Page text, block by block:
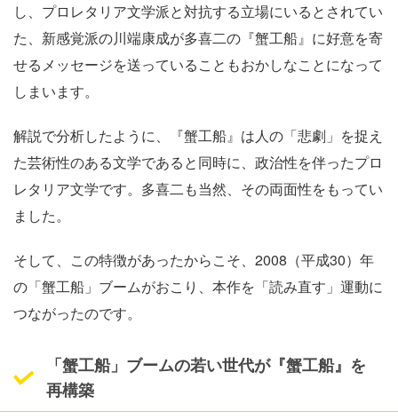
し、プロレタリア文学派と対抗する立場にいるとされてい
た、新感覚派の川端康成が多喜二の『蟹工船』に好意を寄
せるメッセージを送っていることもおかしなことになって
しまいます。
解説で分析したように、『蟹工船』は人の「悲劇」を捉え
た芸術性のある文学であると同時に、政治性を伴ったプロ
レタリア文学です。多喜二も当然、その両面性をもってい
ました。
そして、この特徴があったからこそ、 2008 （平成30）年
の「蟹工船」ブームがおこり、本作を「読み直す」運動に
つながったのです。
「蟹工船」ブームの若い世代が『蟹工船』を
再構築